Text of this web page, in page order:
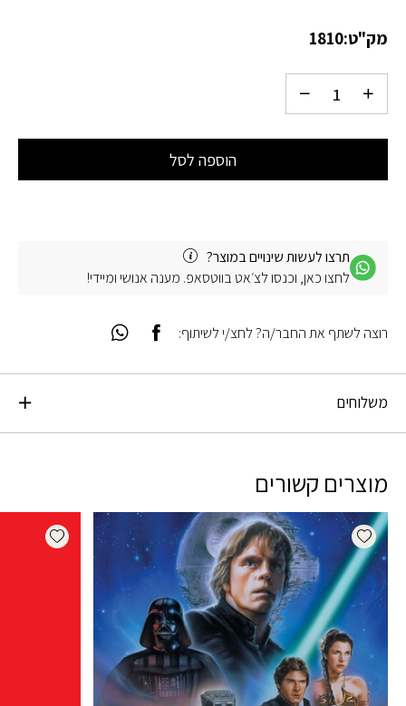
מק"ט:1810
הוספה לסל
תרצו לעשות שינויים במוצר?
לחצו כאן, וכנסו לצ׳אט בווטסאפ. מענה אנושי ומיידי!
משלוחים
רוצה לשתף את החבר/ה? לחצ/י לשיתוף:
מוצרים קשורים
Add wishlist
wishlist